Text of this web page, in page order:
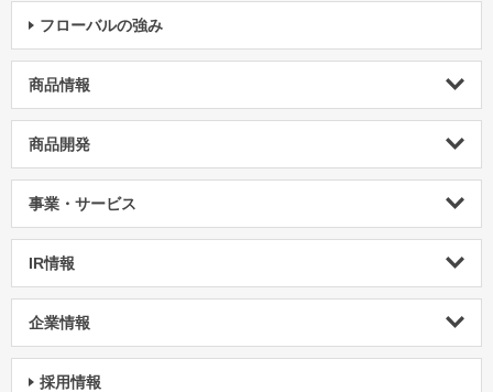
フローバルの強み
商品情報
商品開発
事業・サービス
IR情報
企業情報
採用情報